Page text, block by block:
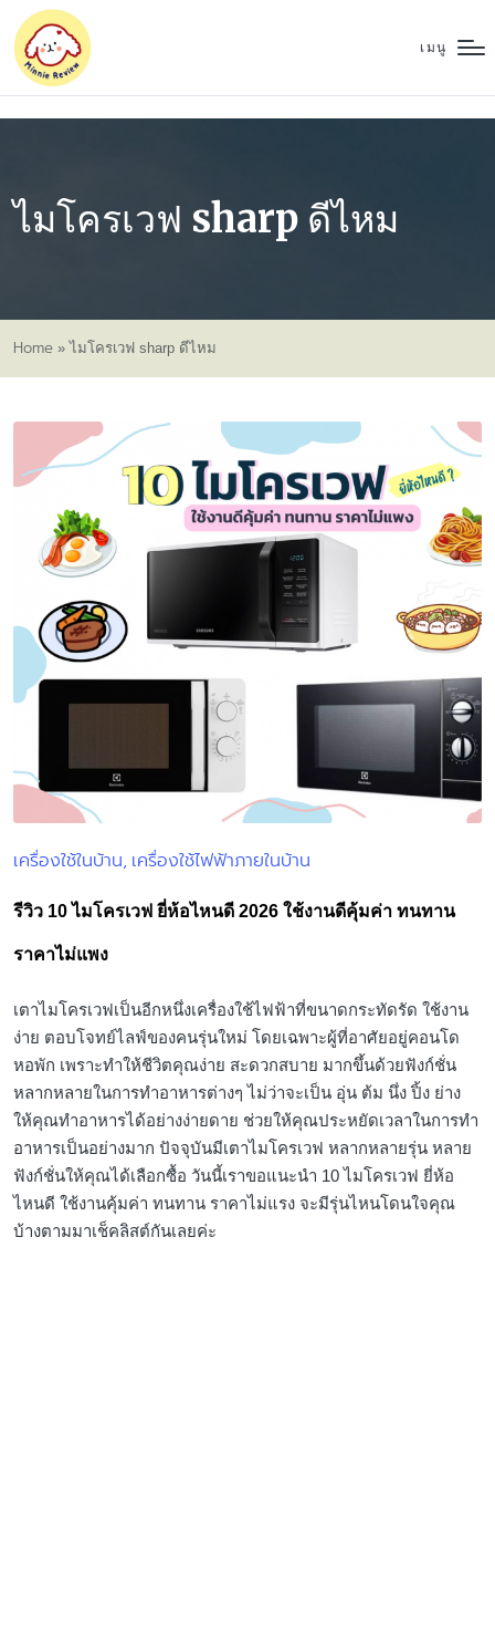
เมนู
ไมโครเวฟ sharp ดีไหม
Home »ไมโครเวฟ sharp ดีไหม
Posted
เครื่องใช้ในบ้าน เครื่องใช้ไฟฟ้าภายในบ้าน
รีวิว 10 ไมโครเวฟ ยี่ห้อไหนดี 2026 ใช้งานดีคุ้มค่า ทนทาน
ราคาไม่แพง
เตาไมโครเวฟเป็นอีกหนึ่งเครื่องใช้ไฟฟ้าที่ขนาดกระทัดรัด ใช้งาน
ง่าย ตอบโจทย์ไลฟ์ของคนรุ่นใหม่ โดยเฉพาะผู้ที่อาศัยอยู่คอนโด
หอพัก เพราะทำให้ชีวิตคุณง่าย สะดวกสบาย มากขึ้นด้วยฟังก์ชั่น
หลากหลายในการทำอาหารต่างๆ ไม่ว่าจะเป็น อุ่น ต้ม นึ่ง ปิ้ง ย่าง
ให้คุณทำอาหารได้อย่างง่ายดาย ช่วยให้คุณประหยัดเวลาในการทำ
อาหารเป็นอย่างมาก ปัจจุบันมีเตาไมโครเวฟ หลากหลายรุ่น หลาย
ฟังก์ชั่นให้คุณได้เลือกซื้อ วันนี้เราขอแนะนำ 10 ไมโครเวฟ ยี่ห้อ
ไหนดี ใช้งานคุ้มค่า ทนทาน ราคาไม่แรง จะมีรุ่นไหนโดนใจคุณ
บ้างตามมาเช็คลิสต์กันเลยค่ะ